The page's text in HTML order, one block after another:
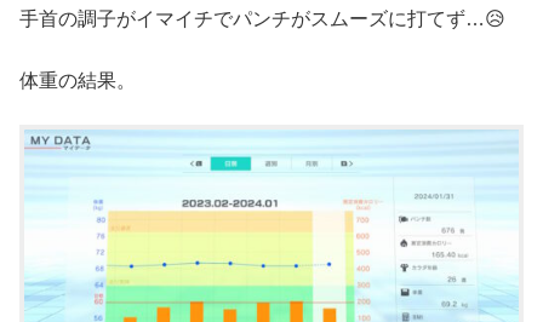
手首の調子がイマイチでパンチがスムーズに打てず…😥
体重の結果。